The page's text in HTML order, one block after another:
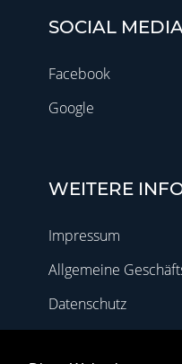
SOCIAL
Facebook
Google
WEITERE
Impressum
Allgemeine
Datenschutz